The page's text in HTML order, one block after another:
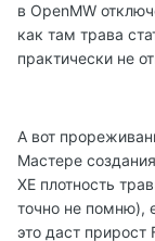
в OpenMW
как там трава
практически не
А вот
Мастере
XE плотность
точно не помню),
это даст прирост